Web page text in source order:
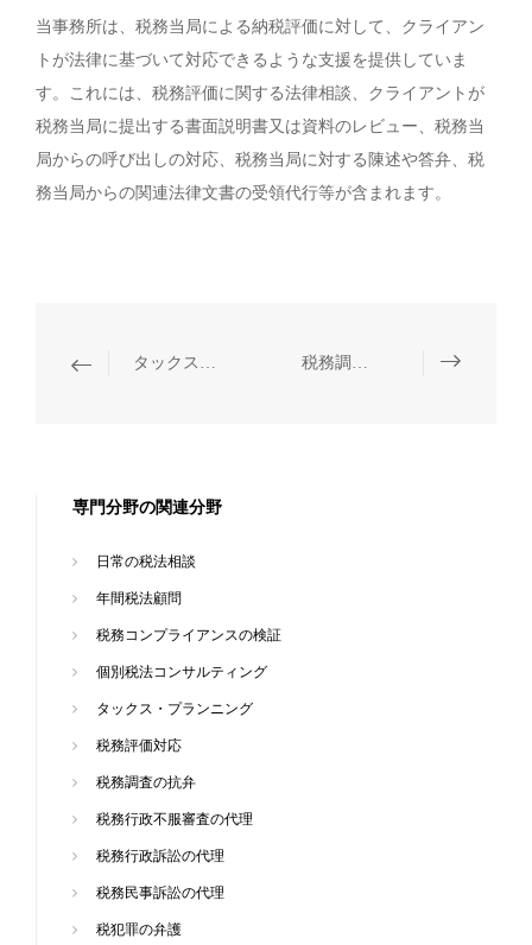
当事務所は、税務当局による納税評価に対して、クライアン
トが法律に基づいて対応できるような支援を提供していま
す。これには、税務評価に関する法律相談、クライアントが
税務当局に提出する書面説明書又は資料のレビュー、税務当
局からの呼び出しの対応、税務当局に対する陳述や答弁、税
務当局からの関連法律文書の受領代行等が含まれます。
タックス・プランニング 税務調査の抗弁
専門分野の関連分野
日常の税法相談
年間税法顧問
税務コンプライアンスの検証
個別税法コンサルティング
タックス・プランニング
税務評価対応
税務調査の抗弁
税務行政不服審査の代理
税務行政訴訟の代理
税務民事訴訟の代理
税犯罪の弁護